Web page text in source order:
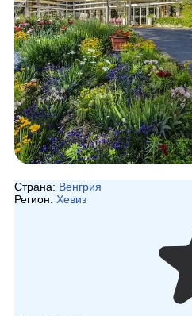
Страна: Венгрия
Регион: Хевиз